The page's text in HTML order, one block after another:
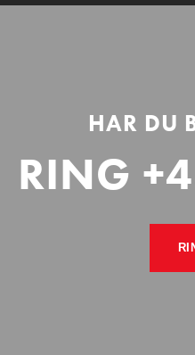
HAR DU
RING